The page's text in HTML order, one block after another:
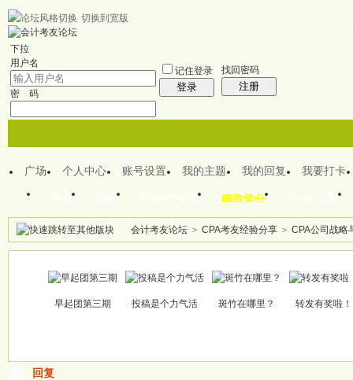
切换到宽版
下拉
用户名
密 码
记住登录
登录
找回密码
注册
首页 论坛 注会YY交流 赚取学分 注会QQ群
广场 个人中心 账号设置 我的主题 我的回复 我要打卡
帖子
会计考友论坛 > CPA考友经验分享 > CPA公司战略
早起团第三期 投稿是个力气活 斑竹在哪里？ 转发有奖啦！
回复